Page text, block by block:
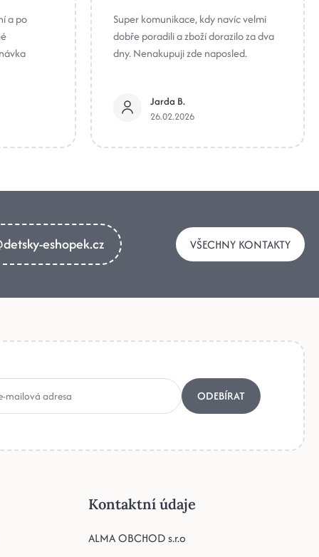
a po
Super komunikace, kdy navíc velmi
dobře poradili a zboží dorazilo za dva
dny. Nenakupuji zde naposled.
Jarda B.
26.02.2026
eshopek.cz VŠECHNY KONTAKTY
ODEBÍRAT
Kontaktní údaje
ALMA OBCHOD s.r.o